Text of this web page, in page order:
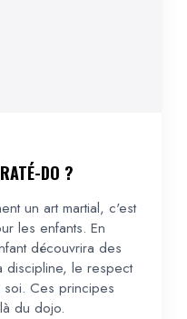
DO ?
un art martial, c'est
les enfants. En
découvrira des
discipline, le respect
Ces principes
du dojo.